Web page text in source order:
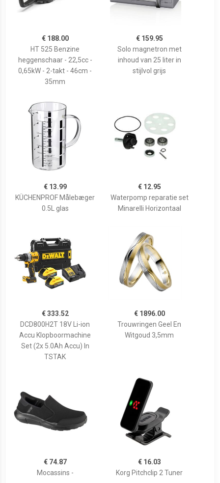
€ 188.00
HT 525 Benzine
heggenschaar - 22,5cc -
0,65kW - 2-takt - 46cm -
35mm
€ 159.95
Solo magnetron met
inhoud van 25 liter in
stijlvol grijs
€ 13.99
KÜCHENPROF Målebæger
0.5L glas
€ 12.95
Waterpomp reparatie set
Minarelli Horizontaal
€ 333.52
DCD800H2T 18V Li-ion
Accu Klopboormachine
Set (2x 5.0Ah Accu) In
TSTAK
€ 1896.00
Trouwringen Geel En
Witgoud 3,5mm
€ 74.87
Mocassins -
€ 16.03
Korg Pitchclip 2 Tuner